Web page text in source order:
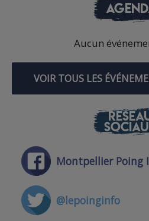
Aucun
VOIR TOUS LES
Montpellier Poing
@lepoinginfo